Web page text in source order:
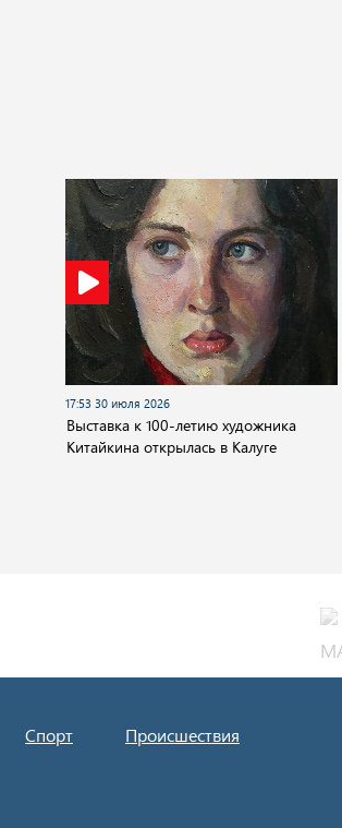
17:53 30 июля 2026
Выставка к 100-летию художника
Китайкина открылась в Калуге
Спорт Происшествия